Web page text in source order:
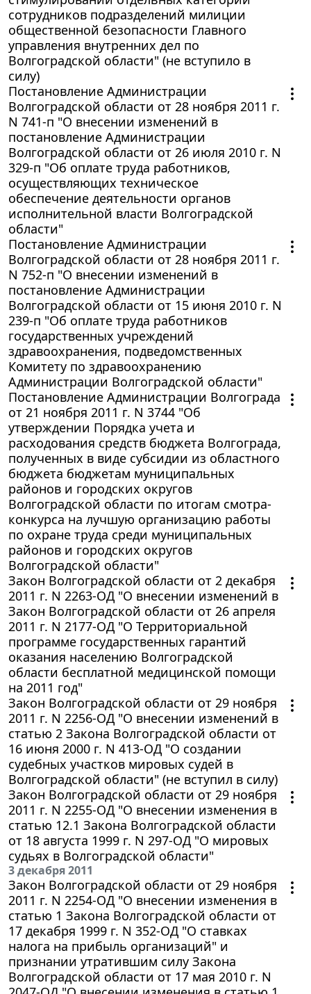
сотрудников подразделений милиции
общественной безопасности Главного
управления внутренних дел по
Волгоградской области" (не вступило в
силу)
Постановление Администрации
Волгоградской области от 28 ноября 2011 г.
N 741-п "О внесении изменений в
постановление Администрации
Волгоградской области от 26 июля 2010 г. N
329-п "Об оплате труда работников,
осуществляющих техническое
обеспечение деятельности органов
исполнительной власти Волгоградской
области"
Постановление Администрации
Волгоградской области от 28 ноября 2011 г.
N 752-п "О внесении изменений в
постановление Администрации
Волгоградской области от 15 июня 2010 г. N
239-п "Об оплате труда работников
государственных учреждений
здравоохранения, подведомственных
Комитету по здравоохранению
Администрации Волгоградской области"
Постановление Администрации Волгограда
от 21 ноября 2011 г. N 3744 "Об
утверждении Порядка учета и
расходования средств бюджета Волгограда,
полученных в виде субсидии из областного
бюджета бюджетам муниципальных
районов и городских округов
Волгоградской области по итогам смотра-
конкурса на лучшую организацию работы
по охране труда среди муниципальных
районов и городских округов
Волгоградской области"
Закон Волгоградской области от 2 декабря
2011 г. N 2263-ОД "О внесении изменений в
Закон Волгоградской области от 26 апреля
2011 г. N 2177-ОД "О Территориальной
программе государственных гарантий
оказания населению Волгоградской
области бесплатной медицинской помощи
на 2011 год"
Закон Волгоградской области от 29 ноября
2011 г. N 2256-ОД "О внесении изменений в
статью 2 Закона Волгоградской области от
16 июня 2000 г. N 413-ОД "О создании
судебных участков мировых судей в
Волгоградской области" (не вступил в силу)
Закон Волгоградской области от 29 ноября
2011 г. N 2255-ОД "О внесении изменения в
статью 12.1 Закона Волгоградской области
от 18 августа 1999 г. N 297-ОД "О мировых
судьях в Волгоградской области"
3 декабря 2011
Закон Волгоградской области от 29 ноября
2011 г. N 2254-ОД "О внесении изменения в
статью 1 Закона Волгоградской области от
17 декабря 1999 г. N 352-ОД "О ставках
налога на прибыль организаций" и
признании утратившим силу Закона
Волгоградской области от 17 мая 2010 г. N